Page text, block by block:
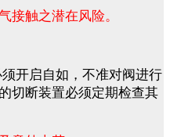
接触之潜在风险。
开启自如，不准对阀进行
切断装置必须定期检查其